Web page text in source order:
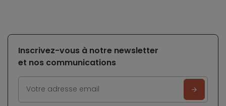
Inscrivez-vous à notre newsletter
et nos communications